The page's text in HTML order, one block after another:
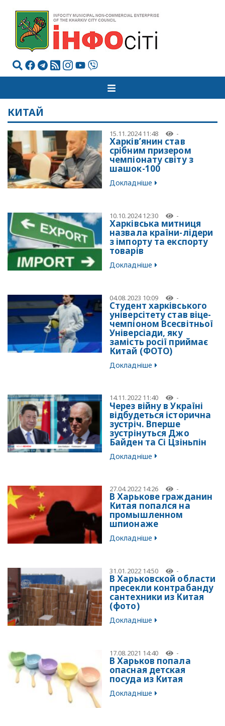
КИТАЙ
15.11.2024 11:48 -
Харків’янин став
срібним призером
чемпіонату світу з
шашок-100
Докладніше
10.10.2024 12:30 -
Харківська митниця
назвала країни-лідери
з імпорту та експорту
товарів
Докладніше
04.08.2023 10:09 -
Студент харківського
універсітету став віце-
чемпіоном Всесвітньої
Універсіади, яку
замість росії приймає
Китай (ФОТО)
Докладніше
14.11.2022 11:40 -
Через війну в Україні
відбудеться історична
зустріч. Вперше
зустрінуться Джо
Байден та Сі Цзіньпін
Докладніше
27.04.2022 14:26 -
В Харькове гражданин
Китая попался на
промышленном
шпионаже
Докладніше
31.01.2022 14:50 -
В Харьковской области
пресекли контрабанду
сантехники из Китая
(фото)
Докладніше
17.08.2021 14:40 -
В Харьков попала
опасная детская
посуда из Китая
Докладніше